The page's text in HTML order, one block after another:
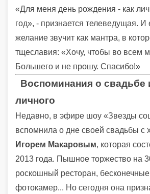
«Для меня день рождения - как
год», - признается телеведущая. И
желание звучит как мантра, в
тщеславия: «Хочу, чтобы во всем
Большего и не прошу. Спасибо!»
Воспоминания о свадьбе
личного
Недавно, в эфире шоу «Звезды
вспомнила о дне своей свадьбы с
Игорем Макаровым, которая
2013 года. Пышное торжество на
роскошный ресторан,
фотокамер... Но сегодня она